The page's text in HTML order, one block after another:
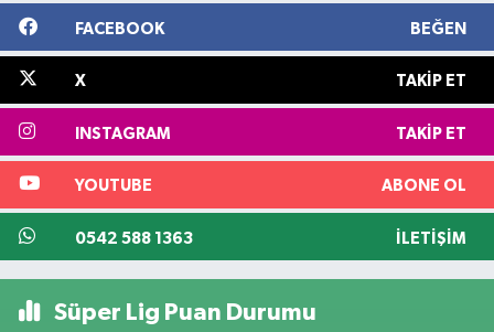
FACEBOOK BEĞEN
X TAKIP ET
INSTAGRAM TAKIP ET
YOUTUBE ABONE OL
0542 588 1363 İLETIŞIM
Süper Lig Puan Durumu